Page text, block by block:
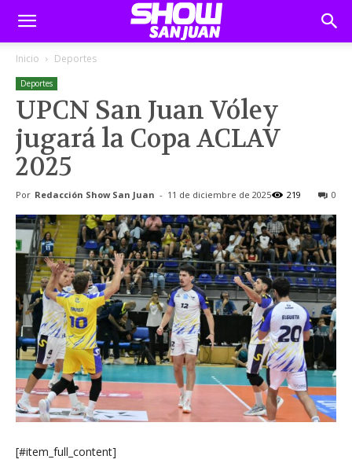
Inicio Deportes
Deportes
UPCN San Juan Vóley
jugará la Copa ACLAV
2025
Por Redacción Show San Juan - 11 de diciembre de 2025 0
219
[#item_full_content]